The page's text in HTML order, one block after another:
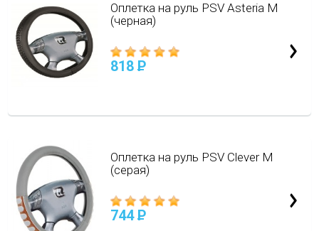
Оплетка на руль PSV Asteria M
(черная)
818 P
Оплетка на руль PSV Clever M
(серая)
744P